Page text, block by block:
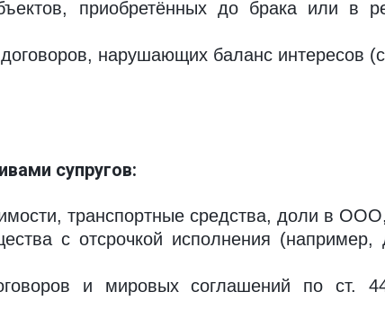
приобретённых до брака или в
нарушающих баланс интересов
супругов:
транспортные средства, доли в
с отсрочкой исполнения
и мировых соглашений по ст.